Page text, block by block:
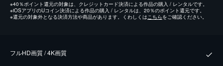
※40％ポイント還元の対象は、クレジットカード決済による作品の購入 / レンタルです。
※iOSアプリのUコイン決済による作品の購入 / レンタルは、20％のポイント還元です。
※還元の対象外となる決済方法や商品があります。くわしくはこちらをご確認ください。
フルHD画質 / 4K画質